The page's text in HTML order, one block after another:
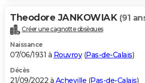
Theodore JANKOWIAK (91
Créer une cagnotte obsèques
Naissance
07/06/1931 à Rouvroy(Pas-de-Calais)
Décès
21/09/2022 à Acheville (Pas-de-Calais)